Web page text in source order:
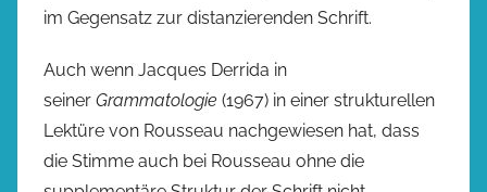
im Gegensatz zur distanzierenden Schrift.
Auch wenn Jacques Derrida in
seiner Grammatologie (1967) in einer strukturellen
Lektüre von Rousseau nachgewiesen hat, dass
die Stimme auch bei Rousseau ohne die